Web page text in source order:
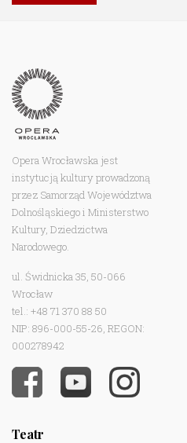
Opera Wrocławska jest
instytucją kultury prowadzoną
przez Samorząd Województwa
Dolnośląskiego i Ministerstwo
Kultury, Dziedzictwa
Narodowego.
ul. Świdnicka 35, 50-066
Wrocław
tel.: +48 71 370 88 50
NIP: 896-000-55-26, REGON:
000278942
Teatr